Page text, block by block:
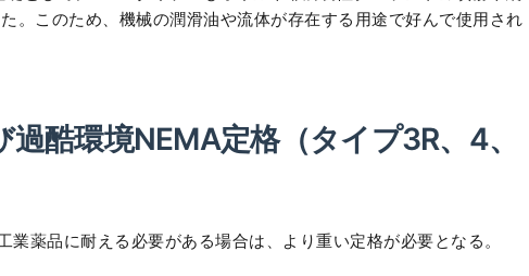
。このため、機械の潤滑油や流体が存在する用途で好んで使用され
酷環境NEMA定格（タイプ3R、4、
薬品に耐える必要がある場合は、より重い定格が必要となる。